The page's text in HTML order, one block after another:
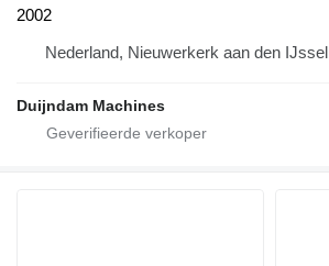
2002
Nederland, Nieuwerkerk aan den IJssel
Duijndam Machines